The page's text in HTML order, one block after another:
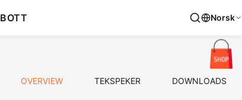
BOTT Norsk
OVERVIEW TEKSPEKER DOWNLOADS